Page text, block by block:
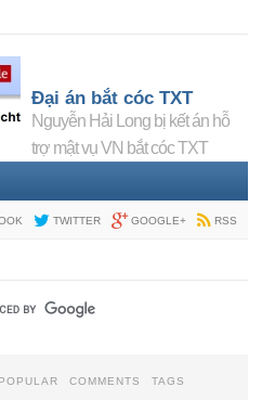
Đại án bắt cóc TXT
Nguyễn Hải Long bị kết án hỗ
trợ mật vụ VN bắt cóc TXT
TWITTER GOOGLE+ RSS
POPULAR COMMENTS TAGS